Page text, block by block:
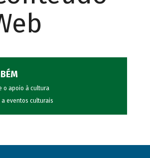
o apoio à cultura
a eventos culturais